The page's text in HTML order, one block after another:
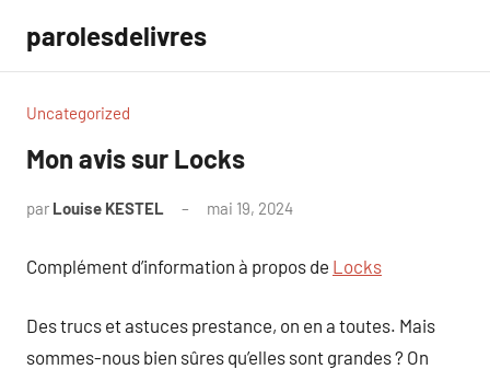
contenu
parolesdelivres
Uncategorized
Mon avis sur Locks
par Louise KESTEL mai 19, 2024
Complément d’information à propos de Locks
Des trucs et astuces prestance, on en a toutes. Mais
sommes-nous bien sûres qu’elles sont grandes ? On